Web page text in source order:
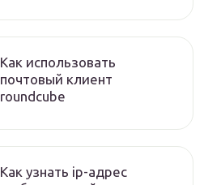
Как использовать
почтовый клиент
roundcube
Как узнать ip-адрес